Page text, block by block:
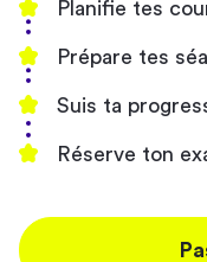
Planifie tes
Prépare tes
Suis ta
Réserve ton